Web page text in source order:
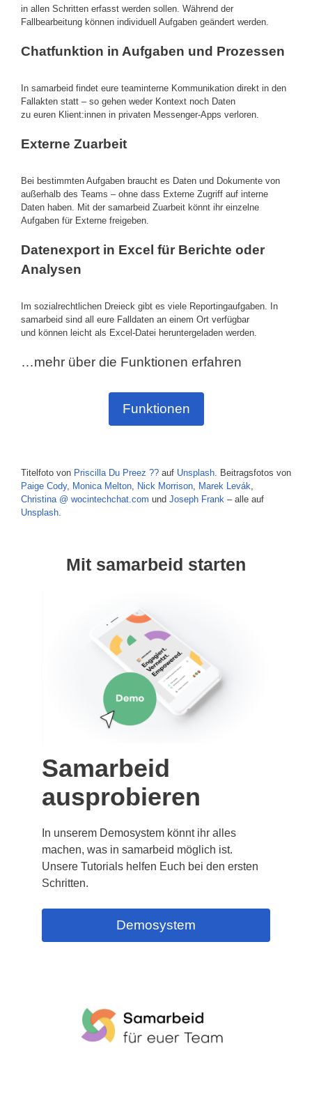
in allen Schritten erfasst werden sollen. Während der
Fallbearbeitung können individuell Aufgaben geändert werden.
Chatfunktion in Aufgaben und Prozessen
In samarbeid findet eure teaminterne Kommunikation direkt in den
Fallakten statt – so gehen weder Kontext noch Daten
zu euren Klient:innen in privaten Messenger-Apps verloren.
Externe Zuarbeit
Bei bestimmten Aufgaben braucht es Daten und Dokumente von
außerhalb des Teams – ohne dass Externe Zugriff auf interne
Daten haben. Mit der samarbeid Zuarbeit könnt ihr einzelne
Aufgaben für Externe freigeben.
Datenexport in Excel für Berichte oder
Analysen
Im sozialrechtlichen Dreieck gibt es viele Reportingaufgaben. In
samarbeid sind all eure Falldaten an einem Ort verfügbar
und können leicht als Excel-Datei heruntergeladen werden.
…mehr über die Funktionen erfahren
Funktionen
Titelfoto von Priscilla Du Preez ?? auf Unsplash. Beitragsfotos von
Paige Cody, Monica Melton, Nick Morrison, Marek Levák,
Christina @ wocintechchat.com und Joseph Frank – alle auf
Unsplash.
Mit samarbeid starten
Samarbeid
ausprobieren
In unserem Demosystem könnt ihr alles
machen, was in samarbeid möglich ist.
Unsere Tutorials helfen Euch bei den ersten
Schritten.
Demosystem